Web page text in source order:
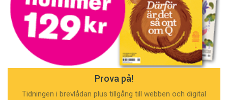
Prova på!
Tidningen i brevlådan plus tillgång till webben och digital